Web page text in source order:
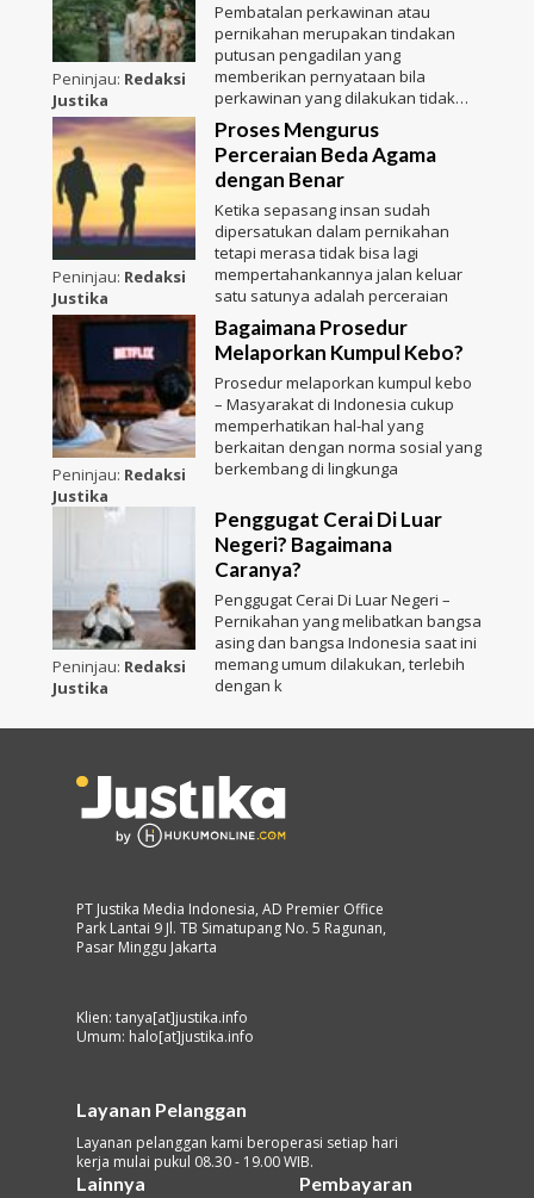
Peninjau: Redaksi
Justika
Pembatalan perkawinan atau
pernikahan merupakan tindakan
putusan pengadilan yang
memberikan pernyataan bila
perkawinan yang dilakukan tidak
sah, bahk
Peninjau: Redaksi
Justika
Proses Mengurus
Perceraian Beda Agama
dengan Benar
Ketika sepasang insan sudah
dipersatukan dalam pernikahan
tetapi merasa tidak bisa lagi
mempertahankannya jalan keluar
satu satunya adalah perceraian
Peninjau: Redaksi
Justika
Bagaimana Prosedur
Melaporkan Kumpul Kebo?
Prosedur melaporkan kumpul kebo
– Masyarakat di Indonesia cukup
memperhatikan hal-hal yang
berkaitan dengan norma sosial yang
berkembang di lingkunga
Peninjau: Redaksi
Justika
Penggugat Cerai Di Luar
Negeri? Bagaimana
Caranya?
Penggugat Cerai Di Luar Negeri –
Pernikahan yang melibatkan bangsa
asing dan bangsa Indonesia saat ini
memang umum dilakukan, terlebih
dengan k
PT Justika Media Indonesia, AD Premier Office
Park Lantai 9 Jl. TB Simatupang No. 5 Ragunan,
Pasar Minggu Jakarta
Klien: tanya[at]justika.info
Umum: halo[at]justika.info
Layanan Pelanggan
Layanan pelanggan kami beroperasi setiap hari
kerja mulai pukul 08.30 - 19.00 WIB.
Lainnya Pembayaran